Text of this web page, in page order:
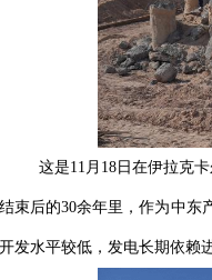
这是11月18日在伊拉克
束后的30余年里，作为中
发水平较低，发电长期依赖